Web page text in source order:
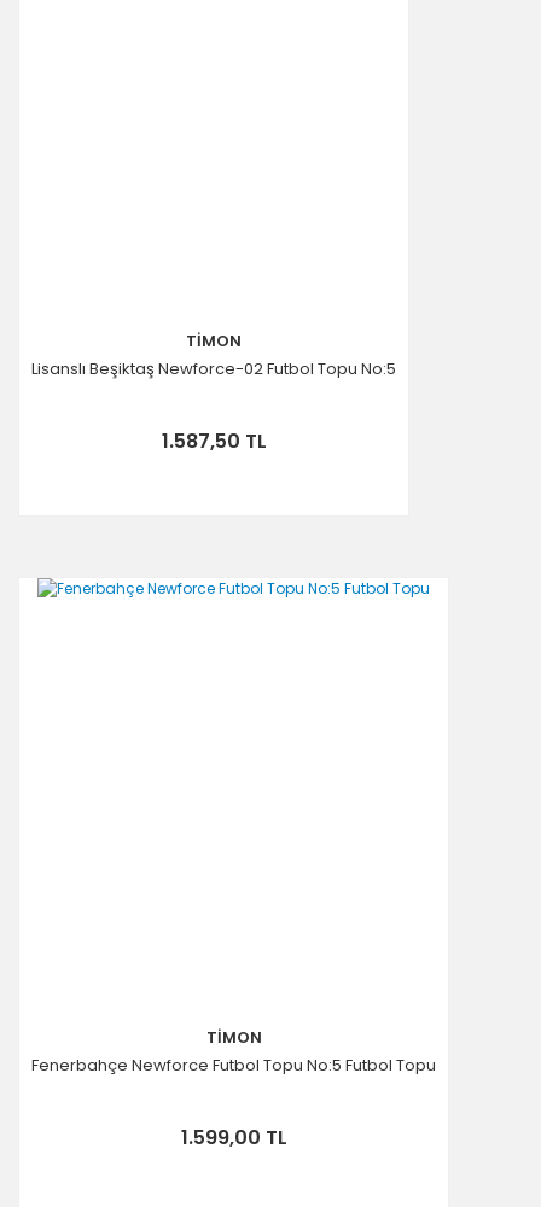
TİMON
Lisanslı Beşiktaş Newforce-02 Futbol Topu No:5
1.587,50 TL
TİMON
Fenerbahçe Newforce Futbol Topu No:5 Futbol Topu
1.599,00 TL